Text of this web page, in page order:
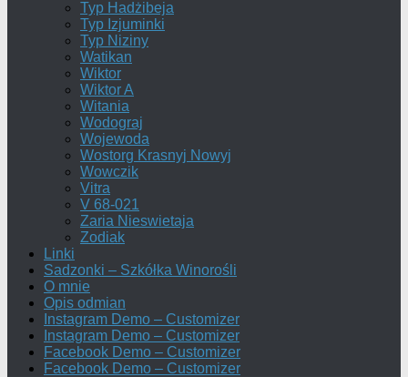
Typ Hadżibeja
Typ Izjuminki
Typ Niziny
Watikan
Wiktor
Wiktor A
Witania
Wodograj
Wojewoda
Wostorg Krasnyj Nowyj
Wowczik
Vitra
V 68-021
Zaria Nieswietaja
Zodiak
Linki
Sadzonki – Szkółka Winorośli
O mnie
Opis odmian
Instagram Demo – Customizer
Instagram Demo – Customizer
Facebook Demo – Customizer
Facebook Demo – Customizer